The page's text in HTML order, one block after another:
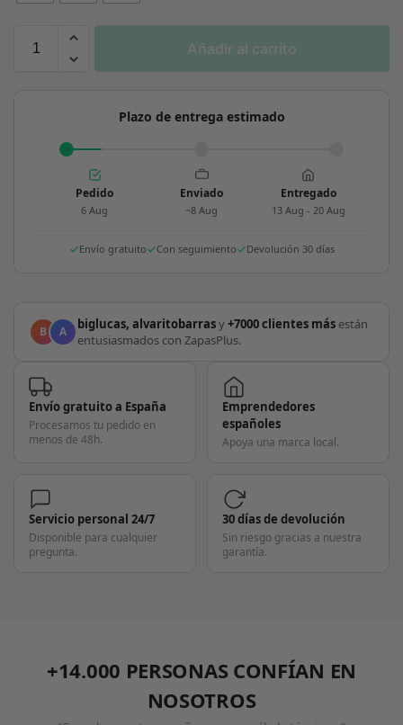
Añadir al carrito
Plazo de entrega estimado
Pedido
6 Aug
Enviado
~8 Aug
Entregado
13 Aug - 20 Aug
Envío gratuito Con seguimiento Devolución 30 días
B A biglucas, alvaritobarrasy+7000 clientes más están
entusiasmados con ZapasPlus.
Envío gratuito a España
Procesamos tu pedido en
menos de 48h.
Emprendedores
españoles
Apoya una marca local.
Servicio personal 24/7
Disponible para cualquier
pregunta.
30 días de devolución
Sin riesgo gracias a nuestra
garantía.
+14.000 PERSONAS CONFÍAN EN
NOSOTROS